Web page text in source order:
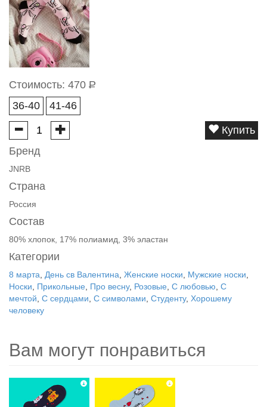
Стоимость: 470 Р
36-40
41-46
Купить
Бренд
JNRB
Страна
Россия
Состав
80% хлопок, 17% полиамид, 3% эластан
Категории
8 марта День св Валентина Женские носки Мужские носки
Носки
Прикольные Про весну, Розовые С любовью С
мечтой С сердцами С символами Студенту, Хорошему
человеку
Вам могут понравиться